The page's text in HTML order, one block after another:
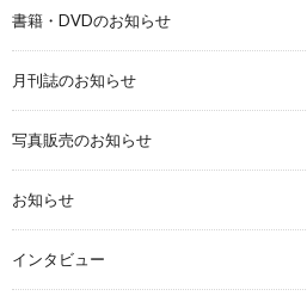
書籍・DVDのお知らせ
月刊誌のお知らせ
写真販売のお知らせ
お知らせ
インタビュー